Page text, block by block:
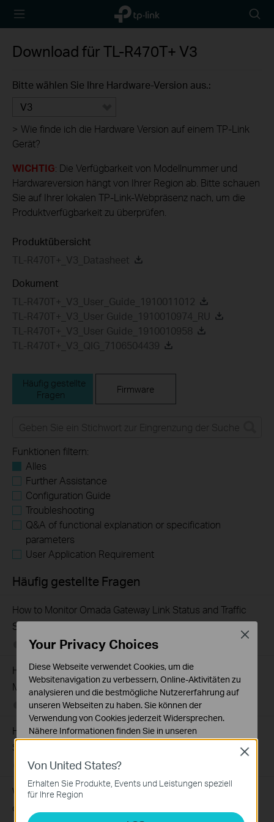
TP-Link,
Reliably
icon
Download fürTL-R470T+ V3
Bitte wählen Sie Ihre Hardware-Version aus.:
V3
> Wie finde ich die Hardware Version auf einem TP-Link
Gerät?
WICHTIG: Die Verfügbarkeit von Modellnummer und
Hardwareversion hängt von Ihrer Region ab. Bitte schauen
Sie auf Ihrer lokalen TP-Link-Webpräsenz nach, um die
Produktverfügbarkeit zu überprüfen.
Produktübersicht
TL-R470T+_V3_Datasheet
Dokument
TL-R470T+_V3_User_Guide_1910011012
TL-R470T+_V3_User Guide_1910010974_RU
TL-R470T+_V3_User Guide_1910010958
TL-R470T+_V3_QIG_7106504439
Häufig gestellte
Fragen
Firmware
Funktionen filtern:
Alles
Further Assistance
Configuration Guide
Troubleshooting
Q&A of functional explanation or specification
parameters
User Application Requirement
Häufig gestellte Fragen
How to Monitor Omada Gateway Link Status and Traffic
Statistics Using SNMP
08-03-2026 164675views
How to Set Up Your SafeStream Router in Standalone
Mode
07-21-2026 176499 views
How to Allow Specific Public IPs to Access an Internal
Server on TP-Link SMB Routers
06-17-2026 208131views
Why virtual server (port forwarding) feature is not working
on your TP-Link Business router?
Von United States?
Erhalten Sie Produkte, Events und Leistungen speziell
für Ihre Region
Close
Your Privacy Choices
Diese Webseite verwendet Cookies, um die
Websitenavigation zu verbessern, Online-Aktivitäten zu
analysieren und die bestmögliche Nutzererfahrung auf
unseren Webseiten zu haben. Sie können der
Verwendung von Cookies jederzeit Widersprechen.
Nähere Informationen finden Sie in unseren
Datenschutzhinweisen.
Notwendige Cookies
Diese Cookies sind zur Funktion der Website
erforderlich und können in Ihren Systemen nicht
Close